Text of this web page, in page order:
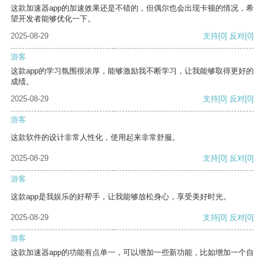
这款加速器app的加速效果还是不错的，但偶尔也会出现卡顿的情况，希
望开发者能够优化一下。
2025-08-29
支持[0] 反对[0]
游客
这款app的学习氛围很浓厚，能够激励我不断学习，让我能够取得更好的
成绩。
2025-08-29
支持[0] 反对[0]
游客
这款软件的设计非常人性化，使用起来非常舒服。
2025-08-29 支持[0] 反对[0]
游客
这款app是我娱乐的好帮手，让我能够放松身心，享受美好时光。
2025-08-29 支持[0] 反对[0]
游客
这款加速器app的功能有点单一，可以增加一些新功能，比如增加一个自